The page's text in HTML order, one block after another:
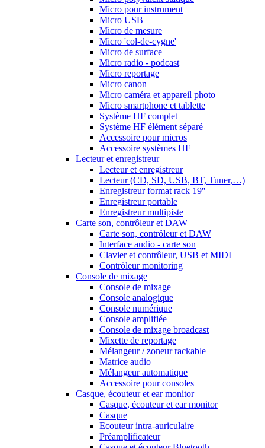
Micro pour instrument
Micro USB
Micro de mesure
Micro 'col-de-cygne'
Micro de surface
Micro radio - podcast
Micro reportage
Micro canon
Micro caméra et appareil photo
Micro smartphone et tablette
Système HF complet
Système HF élément séparé
Accessoire pour micros
Accessoire systèmes HF
Lecteur et enregistreur
Lecteur et enregistreur
Lecteur (CD, SD, USB, BT, Tuner,…)
Enregistreur format rack 19''
Enregistreur portable
Enregistreur multipiste
Carte son, contrôleur et DAW
Carte son, contrôleur et DAW
Interface audio - carte son
Clavier et contrôleur, USB et MIDI
Contrôleur monitoring
Console de mixage
Console de mixage
Console analogique
Console numérique
Console amplifiée
Console de mixage broadcast
Mixette de reportage
Mélangeur / zoneur rackable
Matrice audio
Mélangeur automatique
Accessoire pour consoles
Casque, écouteur et ear monitor
Casque, écouteur et ear monitor
Casque
Ecouteur intra-auriculaire
Préamplificateur